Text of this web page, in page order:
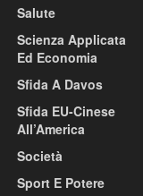
Salute
Scienza Applicata
Ed Economia
Sfida A Davos
Sfida EU-Cinese
All’America
Società
Sport E Potere